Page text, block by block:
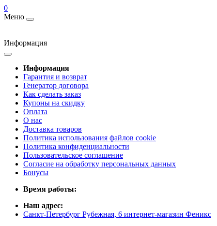
0
Меню
Информация
Информация
Гарантия и возврат
Генератор договора
Как сделать заказ
Купоны на скидку
Оплата
О нас
Доставка товаров
Политика использования файлов cookie
Политика конфиденциальности
Пользовательское соглашение
Согласие на обработку персональных данных
Бонусы
Время работы:
Наш адрес:
Санкт-Петербург Рубежная, 6 интернет-магазин Феникс